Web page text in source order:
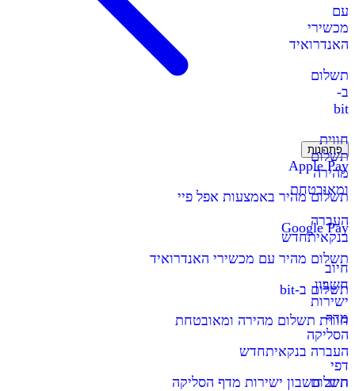
עם
מכשירי
האנדרואיד
תשלום
ב-
bit
חווית
תשלום
מהירה
ומאובטחת
העברה
בנקאיתחדש
חיוב
חשבון
ישירות
מדף
הסליקה
דפי
תשלום
פתרונות
Apple Pay
תשלום מהיר באמצעות אפל פיי
Google Pay
תשלום מהיר עם מכשירי האנדרואיד
תשלום ב-bit
חווית תשלום מהירה ומאובטחת
העברה בנקאיתחדש
חיוב חשבון ישירות מדף הסליקה